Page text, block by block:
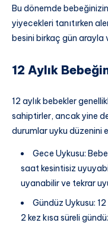
Bu dönemde
yiyecekleri tanıtırken
besini birkaç gün arayla
12 Aylık
12 aylık bebekler
sahiptirler, ancak yine
durumlar uyku düzenini
Gece Uykusu:
saat kesintisiz
uyanabilir ve tekrar
Gündüz Uykusu:
2 kez kısa süreli